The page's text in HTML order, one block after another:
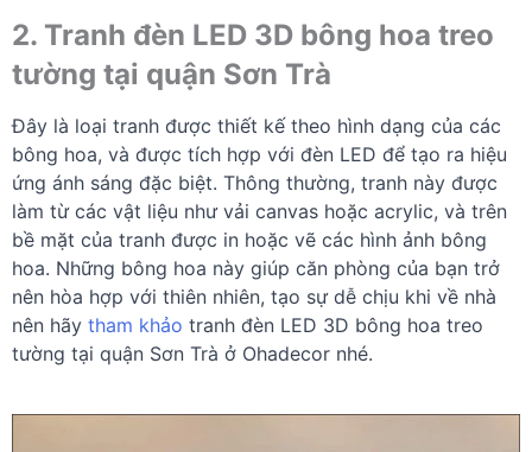
2. Tranh đèn LED 3D bông hoa treo
tường tại quận Sơn Trà
Đây là loại tranh được thiết kế theo hình dạng của các
bông hoa, và được tích hợp với đèn LED để tạo ra hiệu
ứng ánh sáng đặc biệt. Thông thường, tranh này được
làm từ các vật liệu như vải canvas hoặc acrylic, và trên
bề mặt của tranh được in hoặc vẽ các hình ảnh bông
hoa. Những bông hoa này giúp căn phòng của bạn trở
nên hòa hợp với thiên nhiên, tạo sự dễ chịu khi về nhà
nên hãy tham khảo tranh đèn LED 3D bông hoa treo
tường tại quận Sơn Trà ở Ohadecor nhé.